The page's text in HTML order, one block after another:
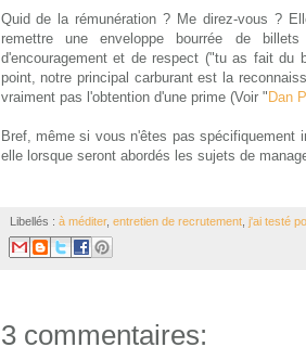
Quid de la rémunération ? Me direz-vous ?
remettre une enveloppe bourrée de
d'encouragement et de respect ("tu as fait
point, notre principal carburant est la
vraiment pas l'obtention d'une prime (Voir " Dan
Bref, même si vous n'êtes pas spécifiquement
elle lorsque seront abordés les sujets de
Libellés : à méditer, entretien de recrutement, j'ai testé
3 commentaires: